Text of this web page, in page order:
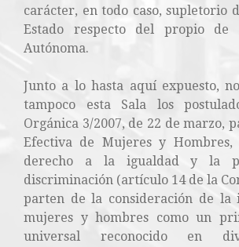
carácter, en todo caso, supletorio
Estado respecto del propio de
Autónoma.
Junto a lo hasta aquí expuesto,
tampoco esta Sala los
Orgánica 3/2007, de 22 de marzo,
Efectiva de Mujeres y Hombres,
derecho a la igualdad y la
discriminación (artículo 14 de la
parten de la consideración de la
mujeres y hombres como un
universal reconocido en